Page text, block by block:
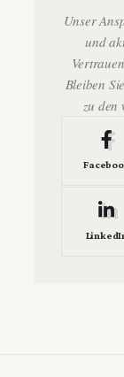
Unser
und
Bleiben
zu den